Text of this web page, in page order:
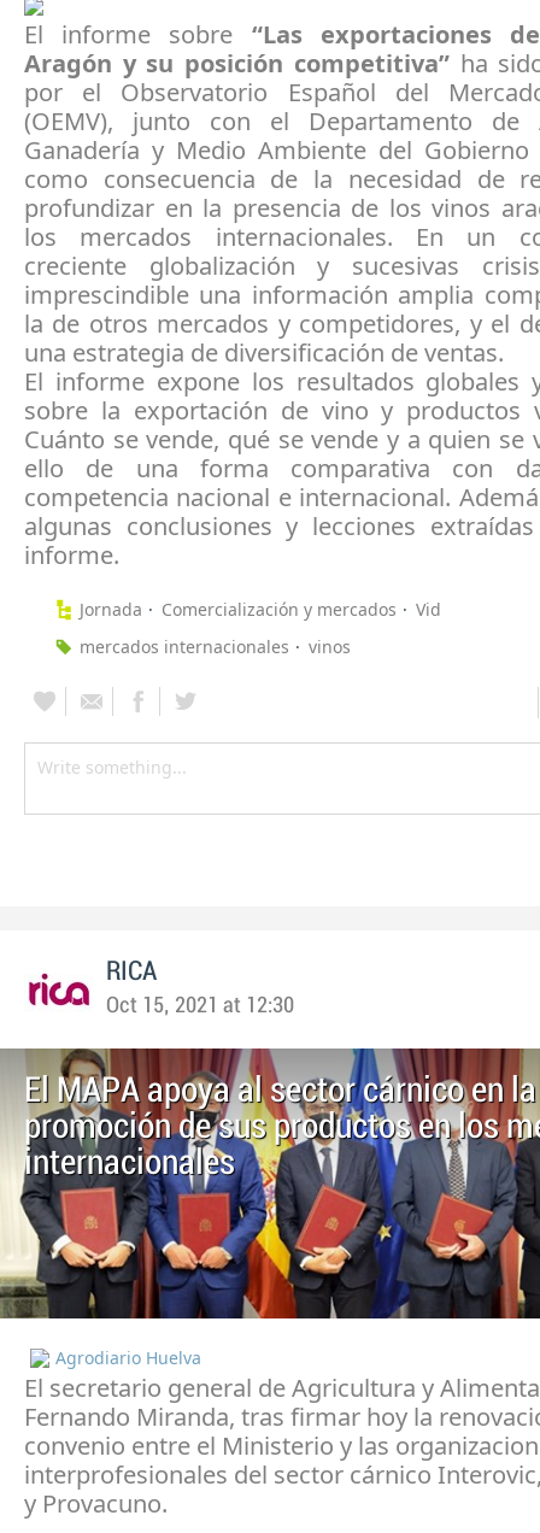
El informe sobre “Las exportaciones
Aragón y su posición competitiva”ha
por el Observatorio Español del
(OEMV), junto con el Departamento de
Ganadería y Medio Ambiente del Gobierno
como consecuencia de la necesidad de
profundizar en la presencia de los vinos
los mercados internacionales. En un
creciente globalización y sucesivas
imprescindible una información amplia
la de otros mercados y competidores, y el
una estrategia de diversificación de ventas.
El informe expone los resultados globales
sobre la exportación de vino y productos
Cuánto se vende, qué se vende y a quien se
ello de una forma comparativa con
competencia nacional e internacional.
algunas conclusiones y lecciones
informe.
Jornada Comercialización y mercados
Vid
mercados internacionales
vinos
RICA
Oct 15, 2021 at 12:30
El MAPA apoya al sector cárnico en la
promoción de sus productos en los
internacionales
Agrodiario Huelva
El secretario general de Agricultura y
Fernando Miranda, tras firmar hoy la
convenio entre el Ministerio y las
interprofesionales del sector cárnico
y Provacuno.